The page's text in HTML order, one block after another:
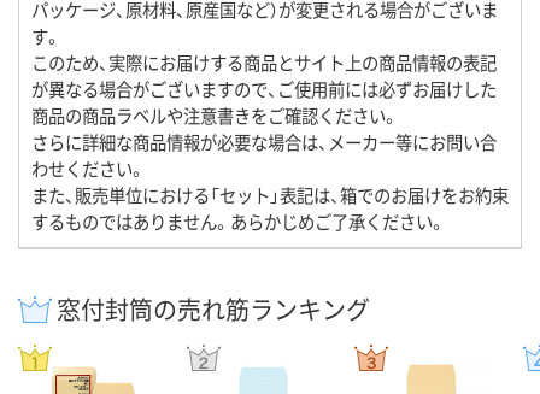
パッケージ、原材料、原産国など）が変更される場合がございま
す。
このため、実際にお届けする商品とサイト上の商品情報の表記
が異なる場合がございますので、ご使用前には必ずお届けした
商品の商品ラベルや注意書きをご確認ください。
さらに詳細な商品情報が必要な場合は、メーカー等にお問い合
わせください。
また、販売単位における「セット」表記は、箱でのお届けをお約束
するものではありません。あらかじめご了承ください。
窓付封筒の売れ筋ランキング